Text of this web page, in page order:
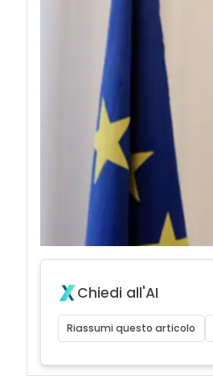
Chiedi all'AI
Riassumi questo articolo